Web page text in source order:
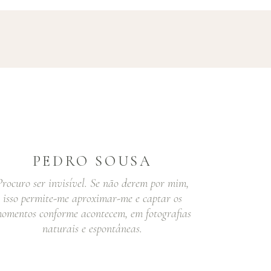
PEDRO SOUSA
ser invisível. Se não derem por mim,
isso permite-me aproximar-me e captar os
conforme acontecem, em fotografias
naturais e espontâneas.